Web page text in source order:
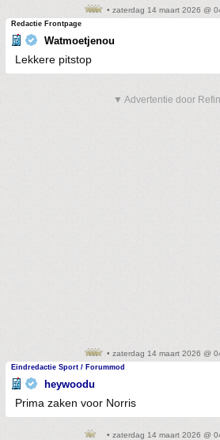
• zaterdag 14 maart 2026 @
Redactie Frontpage
Watmoetjenou
Lekkere pitstop
▼ Advertentie door
• zaterdag 14 maart 2026 @
Eindredactie Sport / Forummod
heywoodu
Prima zaken voor Norris
• zaterdag 14 maart 2026 @